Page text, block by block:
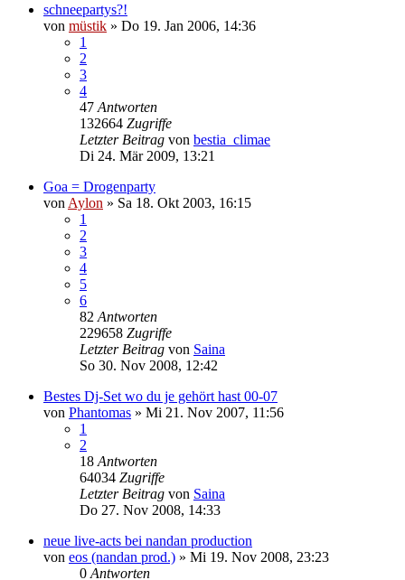
schneepartys?!
von müstik » Do 19. Jan 2006, 14:36
1
2
3
4
47 Antworten
132664 Zugriffe
Letzter Beitrag von bestia_climae
Di 24. Mär 2009, 13:21
Goa = Drogenparty
von Aylon » Sa 18. Okt 2003, 16:15
1
2
3
4
5
6
82 Antworten
229658 Zugriffe
Letzter Beitrag von Saina
So 30. Nov 2008, 12:42
Bestes Dj-Set wo du je gehört hast 00-07
von Phantomas » Mi 21. Nov 2007, 11:56
1
2
18 Antworten
64034 Zugriffe
Letzter Beitrag von Saina
Do 27. Nov 2008, 14:33
neue live-acts bei nandan production
von eos (nandan prod.) » Mi 19. Nov 2008, 23:23
0 Antworten